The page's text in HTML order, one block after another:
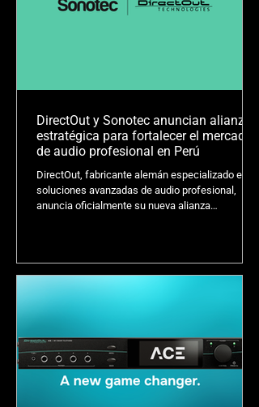
DirectOut y Sonotec anuncian alianza
estratégica para fortalecer el mercado
de audio profesional en Perú
DirectOut, fabricante alemán especializado en
soluciones avanzadas de audio profesional,
anuncia oficialmente su nueva alianza
tecnologías de DirectOut dentro de los
segmentos de Live Sound, Touring, Broadcast,